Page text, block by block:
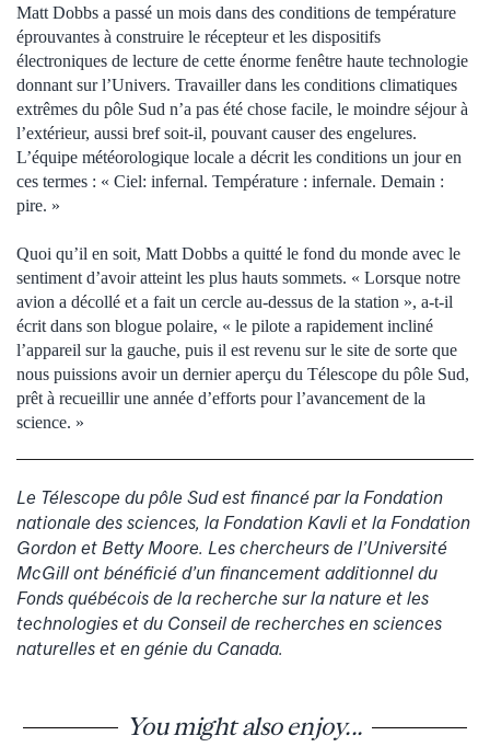
Matt Dobbs a passé un mois dans des conditions de température
éprouvantes à construire le récepteur et les dispositifs
électroniques de lecture de cette énorme fenêtre haute technologie
donnant sur l’Univers. Travailler dans les conditions climatiques
extrêmes du pôle Sud n’a pas été chose facile, le moindre séjour à
l’extérieur, aussi bref soit-il, pouvant causer des engelures.
L’équipe météorologique locale a décrit les conditions un jour en
ces termes : « Ciel: infernal. Température : infernale. Demain :
pire. »
Quoi qu’il en soit, Matt Dobbs a quitté le fond du monde avec le
sentiment d’avoir atteint les plus hauts sommets. « Lorsque notre
avion a décollé et a fait un cercle au-dessus de la station », a-t-il
écrit dans son blogue polaire, « le pilote a rapidement incliné
l’appareil sur la gauche, puis il est revenu sur le site de sorte que
nous puissions avoir un dernier aperçu du Télescope du pôle Sud,
prêt à recueillir une année d’efforts pour l’avancement de la
science. »
Le Télescope du pôle Sud est financé par la Fondation
nationale des sciences, la Fondation Kavli et la Fondation
Gordon et Betty Moore. Les chercheurs de l’Université
McGill ont bénéficié d’un financement additionnel du
Fonds québécois de la recherche sur la nature et les
technologies et du Conseil de recherches en sciences
naturelles et en génie du Canada.
You might also enjoy...